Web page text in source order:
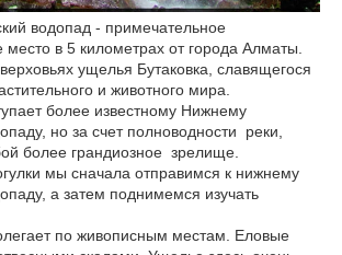
водопад - примечательное
в 5 километрах от города Алматы.
ущелья Бутаковка, славящегося
и животного мира.
более известному Нижнему
но за счет полноводности реки,
более грандиозное зрелище.
мы сначала отправимся к нижнему
а затем поднимемся изучать
по живописным местам. Еловые